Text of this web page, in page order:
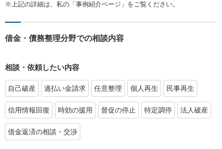
※上記の詳細は、私の「事例紹介ページ」をご覧ください。
借金・債務整理分野での相談内容
相談・依頼したい内容
自己破産 過払い金請求 任意整理 個人再生 民事再生
信用情報回復 時効の援用 督促の停止 特定調停 法人破産
借金返済の相談・交渉